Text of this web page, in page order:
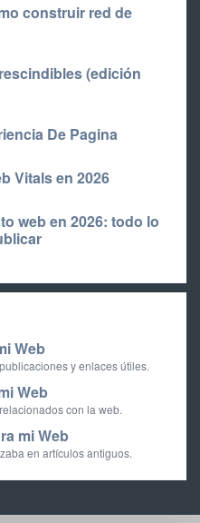
construir red de
(edición
De Pagina
Vitals en 2026
web en 2026: todo lo
Web
y enlaces útiles.
Web
con la web.
mi Web
en artículos antiguos.